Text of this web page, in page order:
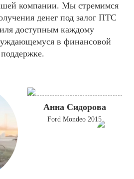
компании. Мы стремимся
денег под залог ПТС
доступным каждому
в финансовой
поддержке.
Анна Сидорова
Ford Mondeo 2015